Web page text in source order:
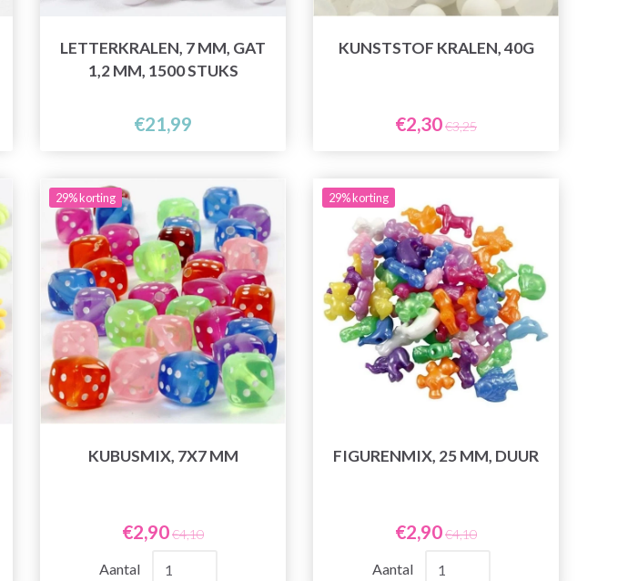
LETTERKRALEN, 7 MM, GAT
1,2 MM, 1500 STUKS
€21,99
KUNSTSTOF KRALEN, 40G
€2,30€3,25
29% korting
KUBUSMIX, 7X7 MM
€2,90€4,10
Aantal
29% korting
FIGURENMIX, 25 MM, DUUR
€2,90€4,10
Aantal